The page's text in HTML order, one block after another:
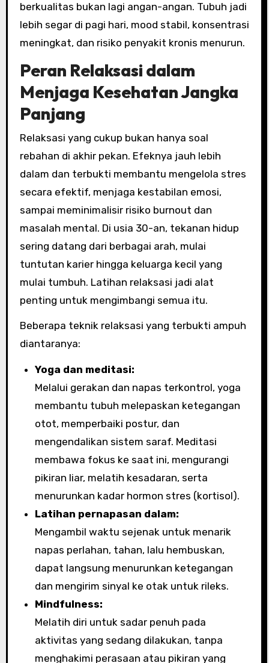
berkualitas bukan lagi angan-angan. Tubuh jadi
lebih segar di pagi hari, mood stabil, konsentrasi
meningkat, dan risiko penyakit kronis menurun.
Peran Relaksasi dalam
Menjaga Kesehatan Jangka
Panjang
Relaksasi yang cukup bukan hanya soal
rebahan di akhir pekan. Efeknya jauh lebih
dalam dan terbukti membantu mengelola stres
secara efektif, menjaga kestabilan emosi,
sampai meminimalisir risiko burnout dan
masalah mental. Di usia 30-an, tekanan hidup
sering datang dari berbagai arah, mulai
tuntutan karier hingga keluarga kecil yang
mulai tumbuh. Latihan relaksasi jadi alat
penting untuk mengimbangi semua itu.
Beberapa teknik relaksasi yang terbukti ampuh
diantaranya:
Yoga dan meditasi:
Melalui gerakan dan napas terkontrol, yoga
membantu tubuh melepaskan ketegangan
otot, memperbaiki postur, dan
mengendalikan sistem saraf. Meditasi
membawa fokus ke saat ini, mengurangi
pikiran liar, melatih kesadaran, serta
menurunkan kadar hormon stres (kortisol).
Latihan pernapasan dalam:
Mengambil waktu sejenak untuk menarik
napas perlahan, tahan, lalu hembuskan,
dapat langsung menurunkan ketegangan
dan mengirim sinyal ke otak untuk rileks.
Mindfulness:
Melatih diri untuk sadar penuh pada
aktivitas yang sedang dilakukan, tanpa
menghakimi perasaan atau pikiran yang